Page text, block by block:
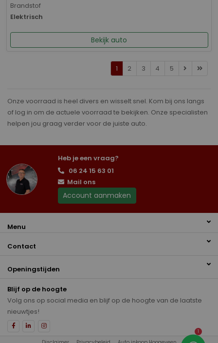
Brandstof
Elektrisch
Bekijk auto
1 2 3 4 5
Onze voorraad is heel divers en wisselt snel. Kom bij ons langs
of log in om de actuele voorraad te bekijken. Onze specialisten
helpen jou graag verder voor de juiste auto.
Heb je een vraag?
06 24 15 63 01
Mail ons
Account aanmaken
Menu
Contact
Openingstijden
Blijf op de hoogte
Volg ons op social media en blijf op de hoogte van de laatste
nieuwtjes!
1